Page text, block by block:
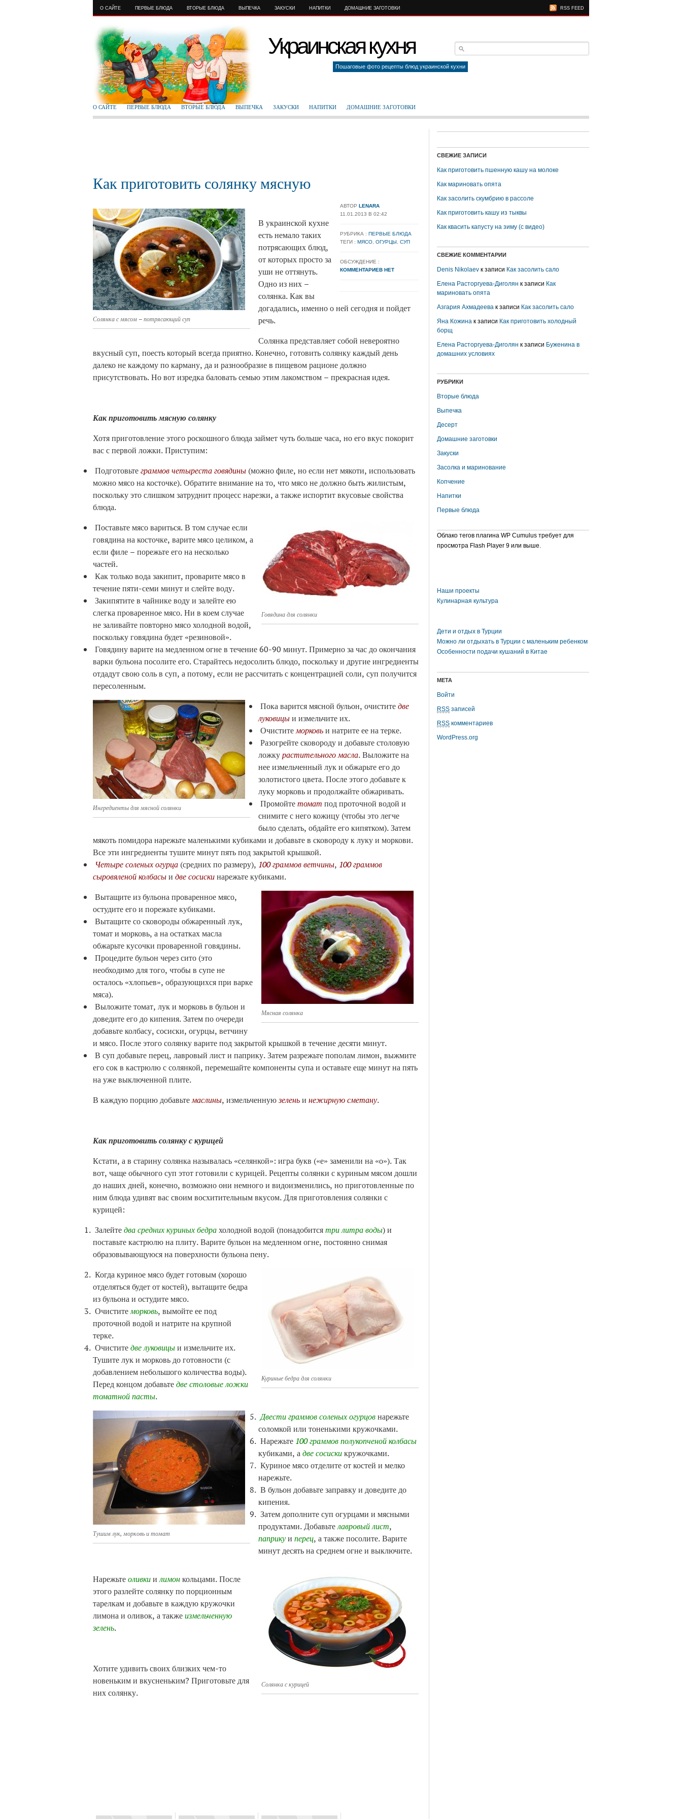
О САЙТЕ ПЕРВЫЕ БЛЮДА ВТОРЫЕ БЛЮДА ВЫПЕЧКА ЗАКУСКИ НАПИТКИ ДОМАШНИЕ ЗАГОТОВКИ RSS FEED
Украинская кухня
Пошаговые фото рецепты блюд украинской кухни
О САЙТЕ ПЕРВЫЕ БЛЮДА ВТОРЫЕ БЛЮДА ВЫПЕЧКА ЗАКУСКИ НАПИТКИ ДОМАШНИЕ ЗАГОТОВКИ
Как приготовить солянку мясную
АВТОР LENARA
11.01.2013 В 02:42
РУБРИКА : ПЕРВЫЕ БЛЮДА
ТЕГИ : МЯСО ОГУРЦЫ СУП
ОБСУЖДЕНИЕ :
КОММЕНТАРИЕВ НЕТ
Солянка с мясом – потрясающий суп
В украинской кухне
есть немало таких
потрясающих блюд,
от которых просто за
уши не оттянуть.
Одно из них –
солянка. Как вы
догадались, именно о ней сегодня и пойдет
речь.
Солянка представляет собой невероятно
вкусный суп, поесть который всегда приятно. Конечно, готовить солянку каждый день
далеко не каждому по карману, да и разнообразие в пищевом рационе должно
присутствовать. Но вот изредка баловать семью этим лакомством – прекрасная идея.
Как приготовить мясную солянку
Хотя приготовление этого роскошного блюда займет чуть больше часа, но его вкус покорит
вас с первой ложки. Приступим:
Подготовьтеграммов четыреста говядины (можно филе, но если нет мякоти, использовать
можно мясо на косточке). Обратите внимание на то, что мясо не должно быть жилистым,
поскольку это слишком затруднит процесс нарезки, а также испортит вкусовые свойства
блюда.
Говядина для солянки
Поставьте мясо вариться. В том случае если
говядина на косточке, варите мясо целиком, а
если филе – порежьте его на несколько
частей.
Как только вода закипит, проварите мясо в
течение пяти-семи минут и слейте воду.
Закипятите в чайнике воду и залейте ею
слегка проваренное мясо. Ни в коем случае
не заливайте повторно мясо холодной водой,
поскольку говядина будет «резиновой».
Говядину варите на медленном огне в течение 60-90 минут. Примерно за час до окончания
варки бульона посолите его. Старайтесь недосолить блюдо, поскольку и другие ингредиенты
отдадут свою соль в суп, а потому, если не рассчитать с концентрацией соли, суп получится
пересоленным.
Ингредиенты для мясной солянки
Пока варится мясной бульон, очиститедве
луковицыи измельчите их.
Очиститеморковьи натрите ее на терке.
Разогрейте сковороду и добавьте столовую
ложкурастительного масла. Выложите на
нее измельченный лук и обжарьте его до
золотистого цвета. После этого добавьте к
луку морковь и продолжайте обжаривать.
Промойтетомат под проточной водой и
снимите с него кожицу (чтобы это легче
было сделать, обдайте его кипятком). Затем
мякоть помидора нарежьте маленькими кубиками и добавьте в сковороду к луку и моркови.
Все эти ингредиенты тушите минут пять под закрытой крышкой.
Четыре соленых огурца (средних по размеру), 100 граммов ветчины, 100 граммов
сыровяленой колбасыи две сосискинарежьте кубиками.
Мясная солянка
Вытащите из бульона проваренное мясо,
остудите его и порежьте кубиками.
Вытащите со сковороды обжаренный лук,
томат и морковь, а на остатках масла
обжарьте кусочки проваренной говядины.
Процедите бульон через сито (это
необходимо для того, чтобы в супе не
осталось «хлопьев», образующихся при варке
мяса).
Выложите томат, лук и морковь в бульон и
доведите его до кипения. Затем по очереди
добавьте колбасу, сосиски, огурцы, ветчину
и мясо. После этого солянку варите под закрытой крышкой в течение десяти минут.
В суп добавьте перец, лавровый лист и паприку. Затем разрежьте пополам лимон, выжмите
его сок в кастрюлю с солянкой, перемешайте компоненты супа и оставьте еще минут на пять
на уже выключенной плите.
В каждую порцию добавьтемаслины, измельченнуюзеленьи нежирную сметану.
Как приготовить солянку с курицей
Кстати, а в старину солянка называлась «селянкой»: игра букв («е» заменили на «о»). Так
вот, чаще обычного суп этот готовили с курицей. Рецепты солянки с куриным мясом дошли
до наших дней, конечно, возможно они немного и видоизменились, но приготовленные по
ним блюда удивят вас своим восхитительным вкусом. Для приготовления солянки с
курицей:
Залейтедва средних куриных бедрахолодной водой (понадобитсятри литра воды) и
поставьте кастрюлю на плиту. Варите бульон на медленном огне, постоянно снимая
образовывающуюся на поверхности бульона пену.
Куриные бедра для солянки
Когда куриное мясо будет готовым (хорошо
отделяться будет от костей), вытащите бедра
из бульона и остудите мясо.
Очиститеморковь, вымойте ее под
проточной водой и натрите на крупной
терке.
Очиститедве луковицыи измельчите их.
Тушите лук и морковь до готовности (с
добавлением небольшого количества воды).
Перед концом добавьтедве столовые ложки
томатной пасты.
Тушим лук, морковь и томат
Двести граммов соленых огурцовнарежьте
соломкой или тоненькими кружочками.
Нарежьте 100 граммов полукопченой колбасы
кубиками, адве сосискикружочками.
Куриное мясо отделите от костей и мелко
нарежьте.
В бульон добавьте заправку и доведите до
кипения.
Затем дополните суп огурцами и мясными
продуктами. Добавьтелавровый лист,
паприкуи перец, а также посолите. Варите
минут десять на среднем огне и выключите.
Солянка с курицей
Нарежьтеоливкиилимонкольцами. После
этого разлейте солянку по порционным
тарелкам и добавьте в каждую кружочки
лимона и оливок, а такжеизмельченную
зелень.
Хотите удивить своих близких чем-то
новеньким и вкусненьким? Приготовьте для
них солянку.
СВЕЖИЕ ЗАПИСИ
Как приготовить пшенную кашу на молоке
Как мариновать опята
Как засолить скумбрию в рассоле
Как приготовить кашу из тыквы
Как квасить капусту на зиму (с видео)
СВЕЖИЕ КОММЕНТАРИИ
Denis Nikolaev к записи Как засолить сало
Елена Расторгуева-Диголян к записи Как
мариновать опята
Азгария Ахмадеева к записи Как засолить сало
Яна Кожина к записи Как приготовить холодный
борщ
Елена Расторгуева-Диголян к записи Буженина в
домашних условиях
РУБРИКИ
Вторые блюда
Выпечка
Десерт
Домашние заготовки
Закуски
Засолка и маринование
Копчение
Напитки
Первые блюда
Облако тегов плагина WP Cumulus требует для
просмотра Flash Player 9 или выше.
Наши проекты
Кулинарная культура
Дети и отдых в Турции
Можно ли отдыхать в Турции с маленьким ребенком
Особенности подачи кушаний в Китае
МЕТА
Войти
RSS записей
RSS комментариев
WordPress.org